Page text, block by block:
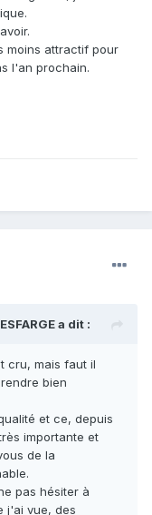
moins attractif pour
l'an prochain.
a dit :
cru, mais faut il
bien
et ce, depuis
importante et
de la
pas hésiter à
j'ai vue, des